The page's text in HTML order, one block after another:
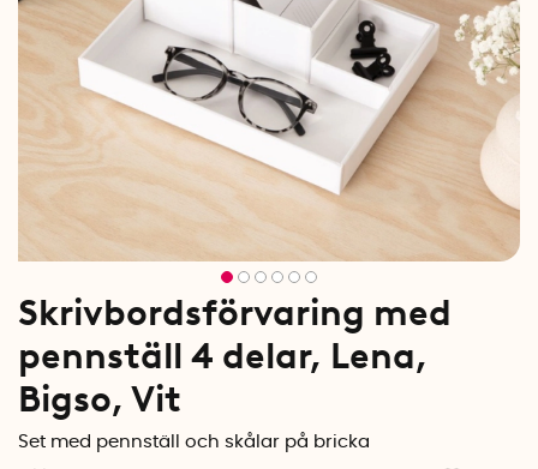
Skrivbordsförvaring med
pennställ 4 delar, Lena,
Bigso, Vit
Set med pennställ och skålar på bricka